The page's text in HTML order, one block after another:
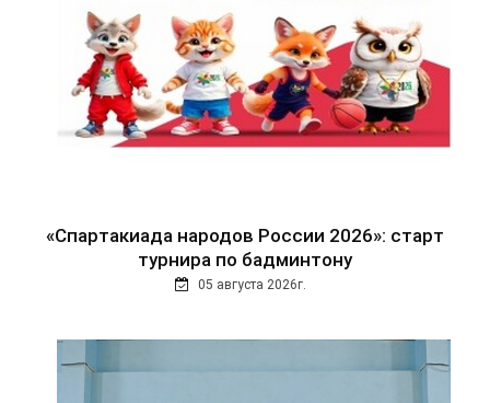
«Спартакиада народов России 2026»: старт
турнира по бадминтону
05 августа 2026г.